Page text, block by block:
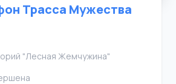
Трасса Мужества
"Лесная Жемчужина"